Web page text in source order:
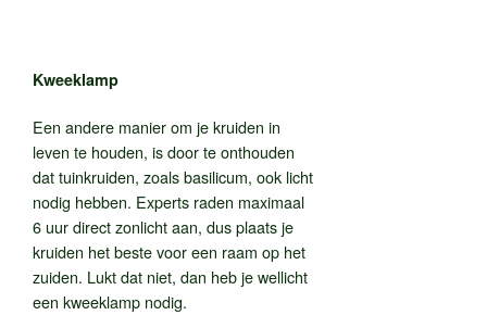
Kweeklamp
Een andere manier om je kruiden in
leven te houden, is door te onthouden
dat tuinkruiden, zoals basilicum, ook licht
nodig hebben. Experts raden maximaal
6 uur direct zonlicht aan, dus plaats je
kruiden het beste voor een raam op het
zuiden. Lukt dat niet, dan heb je wellicht
een kweeklamp nodig.